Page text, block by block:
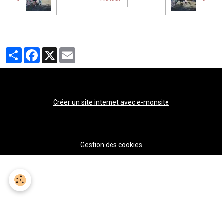
PartagerFacebook
X
Créer un site internet avec e-monsite
Gestion des cookies